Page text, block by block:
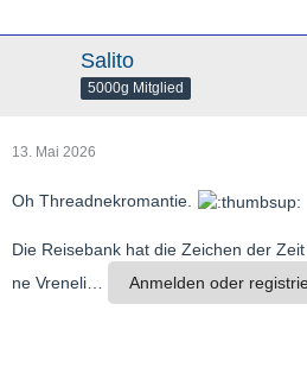
Salito
5000g Mitglied
13. Mai 2026
Oh Threadnekromantie.
Die Reisebank hat die Zeichen der
ne Vreneli…
Anmelden oder